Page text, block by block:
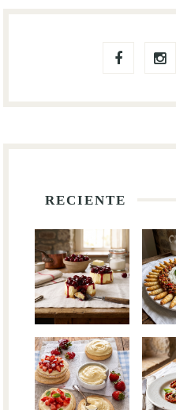
RECIENTE